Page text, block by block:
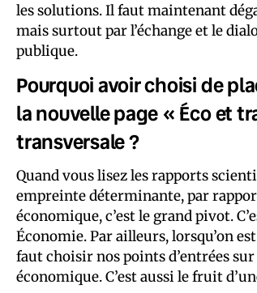
les solutions. Il faut maintenant
mais surtout par l’échange et le
publique.
Pourquoi avoir choisi de
la nouvelle page « Éco et
transversale ?
Quand vous lisez les rapports
empreinte déterminante, par
économique, c’est le grand pivot.
Économie. Par ailleurs, lorsqu’on
faut choisir nos points d’entrées sur
économique. C’est aussi le fruit